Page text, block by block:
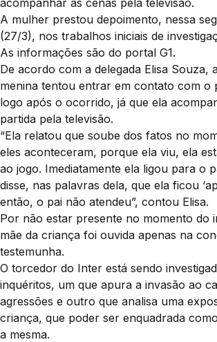
A mulher prestou depoimento, nessa
(27/3), nos trabalhos iniciais de
As informações são do portal G1.
De acordo com a delegada Elisa Souza,
menina tentou entrar em contato com o
logo após o ocorrido, já que ela
partida pela televisão.
“Ela relatou que soube dos fatos no
eles aconteceram, porque ela viu, ela
ao jogo. Imediatamente ela ligou para o
disse, nas palavras dela, que ela ficou
então, o pai não atendeu”, contou Elisa.
Por não estar presente no momento do
mãe da criança foi ouvida apenas na
testemunha.
O torcedor do Inter está sendo
inquéritos, um que apura a invasão ao
agressões e outro que analisa uma
criança, que poder ser enquadrada
a mesma.